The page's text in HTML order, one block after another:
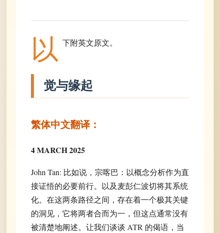
以 下附英文原文。
觉与缘起
繁体中文翻译：
4 MARCH 2025
John Tan: 比如说，宗喀巴：以概念分析作为直
接证悟的必要前行。以及麦彭仁波切将其系统
化。在这两条路径之间，存在着一个极其关键
的洞见，它将两者合而为一，但这点通常没有
被清楚地阐述。让我们谈谈 ATR 的偈语，当